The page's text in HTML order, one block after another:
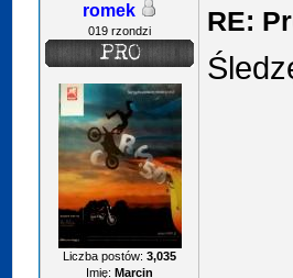
romek
019 rzondzi
Liczba postów:3,035
Imię: Marcin
RE: